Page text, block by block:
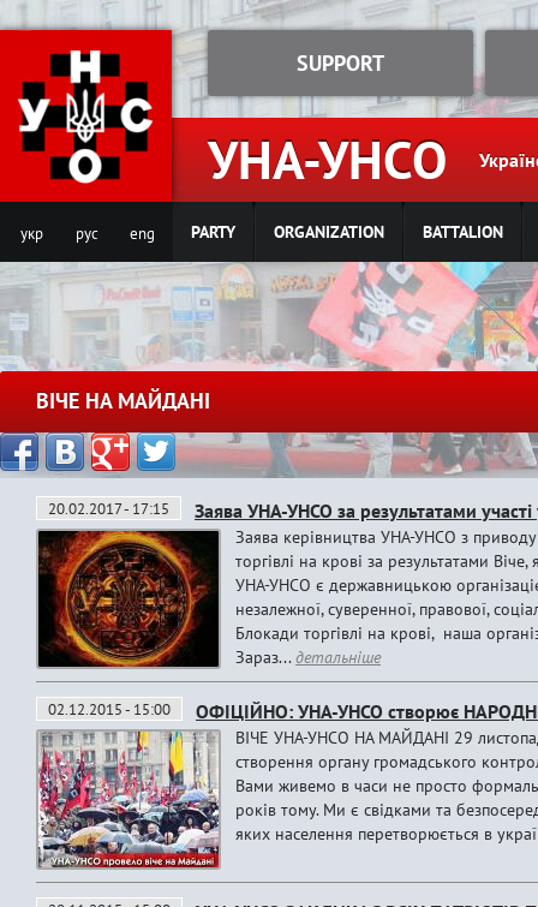
Jump to navigation
УНА-УНСО
SUPPORT
укр рус eng PARTY ORGANIZATION BATTALION
ВІЧЕ НА МАЙДАНІ
20.02.2017 - 17:15 Заява УНА-УНСО за результатами
Заява керівництва УНА-УНСО з
торгівлі на крові за результатами
УНА-УНСО є державницькою
незалежної, суверенної, правової,
Блокади торгівлі на крові, наша
Зараз...детальніше
02.12.2015 - 15:00 ОФІЦІЙНО: УНА-УНСО створює
ВІЧЕ УНА-УНСО НА МАЙДАНІ 29
створення органу громадського
Вами живемо в часи не просто
років тому. Ми є свідками та
яких населення перетворюється в